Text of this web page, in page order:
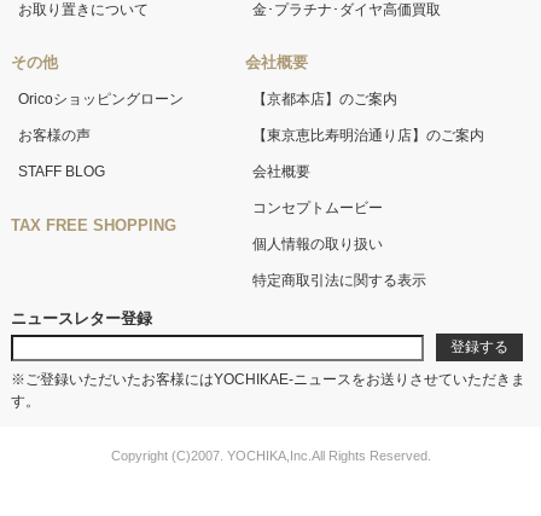
お取り置きについて
その他
Oricoショッピングローン
お客様の声
STAFF BLOG
TAX FREE SHOPPING
金･プラチナ･ダイヤ高価買取
会社概要
【京都本店】のご案内
【東京恵比寿明治通り店】のご案内
会社概要
コンセプトムービー
個人情報の取り扱い
特定商取引法に関する表示
ニュースレター登録
※ご登録いただいたお客様にはYOCHIKAE-ニュースをお送りさせていただきま
す。
Copyright (C)2007. YOCHIKA,Inc.All Rights Reserved.